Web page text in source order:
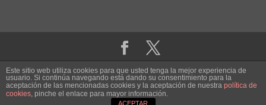
Aviso legal|Política de cookies
Adevi ® Abogados de víctimas de accidentes.
Este sitio web utiliza cookies para que usted tenga la mejor experiencia de
usuario. Si continúa navegando está dando su consentimiento para la
aceptación de las mencionadas cookies y la aceptación de nuestra política de
cookies, pinche el enlace para mayor información.
ACEPTAR